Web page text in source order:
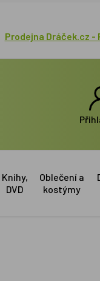
Prodejna Dráček.cz -
Knihy,
DVD
Oblečení a
kostýmy